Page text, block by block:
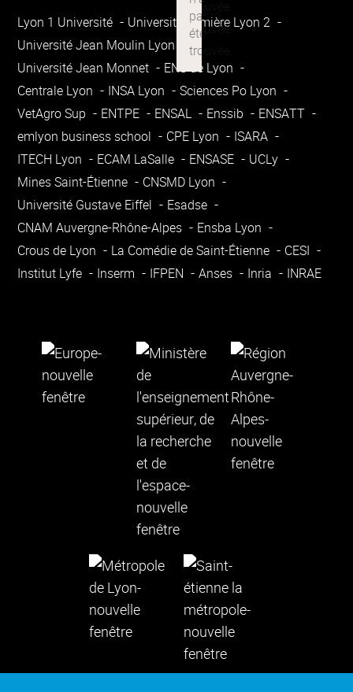
Lyon 1 Université
Université Lumière Lyon 2
Université Jean Moulin Lyon 3
Université Jean Monnet
ENS de Lyon
Centrale Lyon
INSA Lyon
Sciences Po Lyon
VetAgro Sup
ENTPE ENSAL Enssib
ENSATT
emlyon business school
CPE Lyon
ISARA
ITECH Lyon
ECAM LaSalle ENSASE
UCLy
Mines Saint-Étienne
CNSMD Lyon
Université Gustave Eiffel
Esadse
CNAM Auvergne-Rhône-Alpes
Ensba Lyon
Crous de Lyon
La Comédie de Saint-Étienne
CESI
Institut Lyfe
Inserm IFPEN Anses Inria INRAE